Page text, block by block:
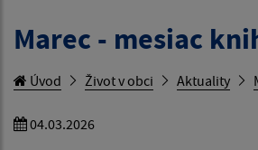
Marec - mesiac
Úvod Život v obci Aktuality
04.03.2026